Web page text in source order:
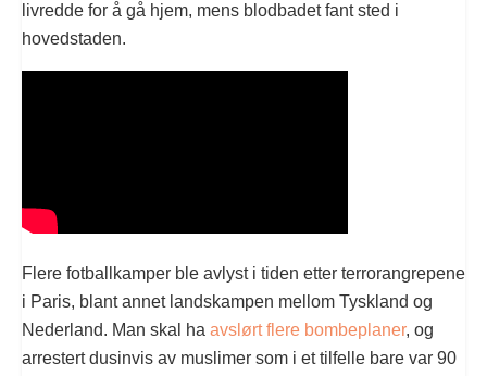
livredde for å gå hjem, mens blodbadet fant sted i
hovedstaden.
Flere fotballkamper ble avlyst i tiden etter terrorangrepene
i Paris, blant annet landskampen mellom Tyskland og
Nederland. Man skal ha avslørt flere bombeplaner, og
arrestert dusinvis av muslimer som i et tilfelle bare var 90